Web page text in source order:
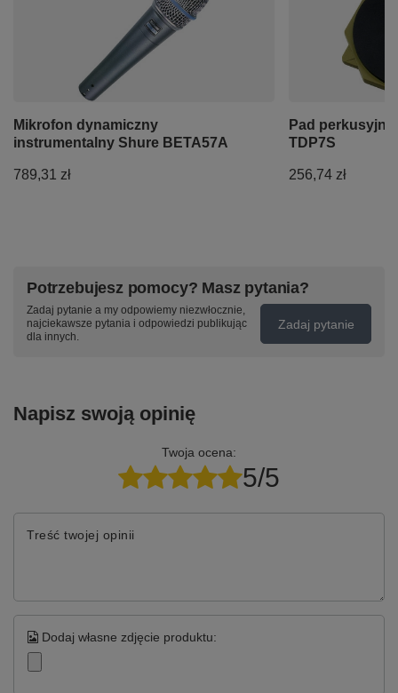
Mikrofon dynamiczny
instrumentalny Shure BETA57A
789,31 zł
Pad perkusyjny
TDP7S
256,74 zł
Potrzebujesz pomocy? Masz pytania?
Zadaj pytanie a my odpowiemy niezwłocznie,
najciekawsze pytania i odpowiedzi publikując
dla innych.
Zadaj pytanie
Napisz swoją opinię
Twoja ocena:
5/5
Treść twojej opinii
Dodaj własne zdjęcie produktu: